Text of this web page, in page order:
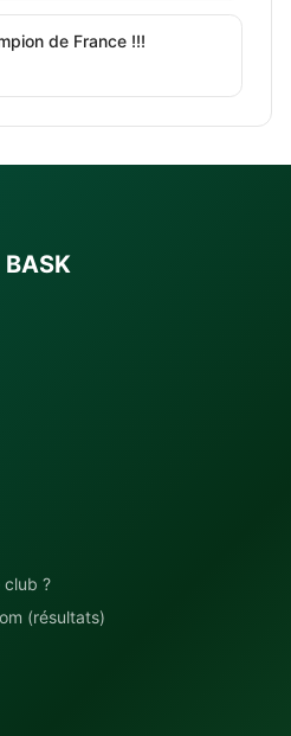
de France !!!
club ?
(résultats)